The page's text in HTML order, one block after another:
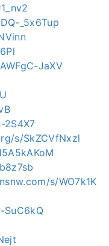
_5x6Tup
JaXV
s/SkZCVfNxzl
s/WO7k1K